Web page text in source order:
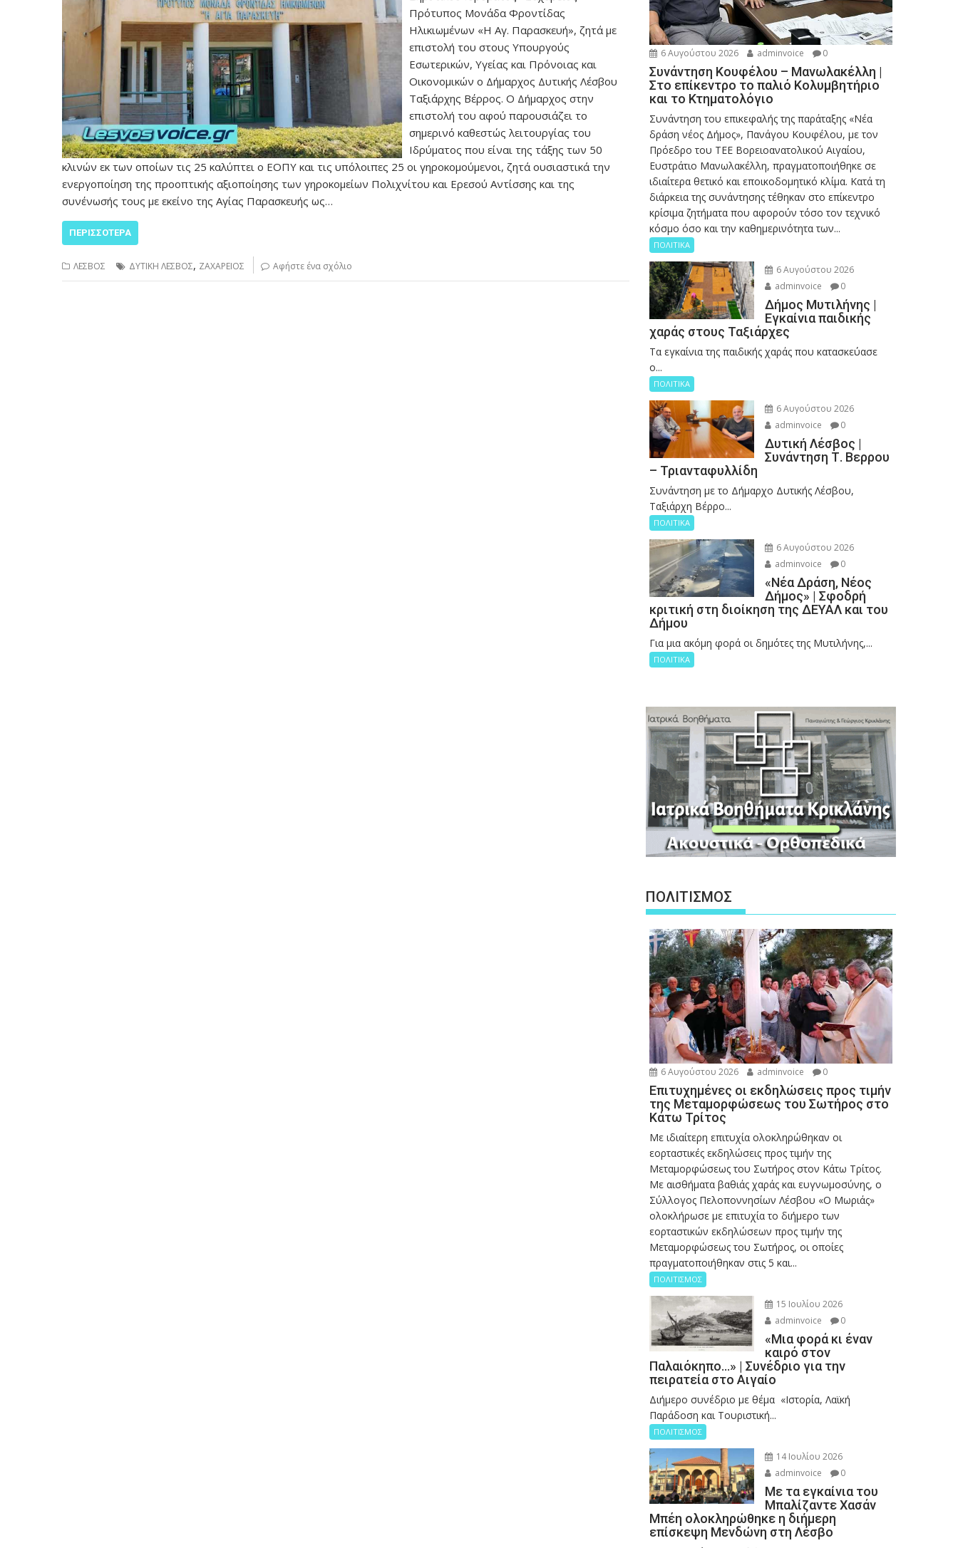
Πρότυπος Μονάδα Φροντίδας
Ηλικιωμένων «Η Αγ. Παρασκευή», ζητά με
επιστολή του στους Υπουργούς
Εσωτερικών, Υγείας και Πρόνοιας και
Οικονομικών ο Δήμαρχος Δυτικής Λέσβου
Ταξιάρχης Βέρρος. Ο Δήμαρχος στην
επιστολή του αφού παρουσιάζει το
σημερινό καθεστώς λειτουργίας του
Ιδρύματος που είναι της τάξης των 50
κλινών εκ των οποίων τις 25 καλύπτει ο ΕΟΠΥ και τις υπόλοιπες 25 οι γηροκομούμενοι, ζητά ουσιαστικά την
ενεργοποίηση της προοπτικής αξιοποίησης των γηροκομείων Πολιχνίτου και Ερεσού Αντίσσης και της
συνένωσής τους με εκείνο της Αγίας Παρασκευής ως…
ΠΕΡΙΣΣΌΤΕΡΑ
ΛΕΣΒΟΣ ΔΥΤΙΚΗ ΛΕΣΒΟΣ, ΖΑΧΑΡΕΙΟΣ Αφήστε ένα σχόλιο
6 Αυγούστου 2026 adminvoice 0
Συνάντηση Κουφέλου – Μανωλακέλλη |
Στο επίκεντρο το παλιό Κολυμβητήριο
και το Κτηματολόγιο
Συνάντηση του επικεφαλής της παράταξης «Νέα
δράση νέος Δήμος», Πανάγου Κουφέλου, με τον
Πρόεδρο του ΤΕΕ Βορειοανατολικού Αιγαίου,
Ευστράτιο Μανωλακέλλη, πραγματοποιήθηκε σε
ιδιαίτερα θετικό και εποικοδομητικό κλίμα. Κατά τη
διάρκεια της συνάντησης τέθηκαν στο επίκεντρο
κρίσιμα ζητήματα που αφορούν τόσο τον τεχνικό
κόσμο όσο και την καθημερινότητα των...
ΠΟΛΙΤΙΚΑ
6 Αυγούστου 2026
adminvoice
0
Δήμος Μυτιλήνης |
Εγκαίνια παιδικής
χαράς στους Ταξιάρχες
Tα εγκαίνια της παιδικής χαράς που κατασκεύασε
ο...
ΠΟΛΙΤΙΚΑ
6 Αυγούστου 2026
adminvoice
0
Δυτική Λέσβος |
Συνάντηση Τ. Βερρου
– Τριανταφυλλίδη
Συνάντηση με το Δήμαρχο Δυτικής Λέσβου,
Ταξιάρχη Βέρρο...
ΠΟΛΙΤΙΚΑ
6 Αυγούστου 2026
adminvoice
0
«Νέα Δράση, Νέος
Δήμος» | Σφοδρή
κριτική στη διοίκηση της ΔΕΥΑΛ και του
Δήμου
Για μια ακόμη φορά οι δημότες της Μυτιλήνης,...
ΠΟΛΙΤΙΚΑ
ΠΟΛΙΤΙΣΜΟΣ
6 Αυγούστου 2026 adminvoice 0
Επιτυχημένες οι εκδηλώσεις προς τιμήν
της Μεταμορφώσεως του Σωτήρος στο
Κάτω Τρίτος
Με ιδιαίτερη επιτυχία ολοκληρώθηκαν οι
εορταστικές εκδηλώσεις προς τιμήν της
Μεταμορφώσεως του Σωτήρος στον Κάτω Τρίτος.
Με αισθήματα βαθιάς χαράς και ευγνωμοσύνης, ο
Σύλλογος Πελοποννησίων Λέσβου «Ο Μωριάς»
ολοκλήρωσε με επιτυχία το διήμερο των
εορταστικών εκδηλώσεων προς τιμήν της
Μεταμορφώσεως του Σωτήρος, οι οποίες
πραγματοποιήθηκαν στις 5 και...
ΠΟΛΙΤΙΣΜΟΣ
15 Ιουλίου 2026
adminvoice
0
«Μια φορά κι έναν
καιρό στον
Παλαιόκηπο…» | Συνέδριο για την
πειρατεία στο Αιγαίο
Διήμερο συνέδριο με θέμα «Ιστορία, Λαϊκή
Παράδοση και Τουριστική...
ΠΟΛΙΤΙΣΜΟΣ
14 Ιουλίου 2026
adminvoice
0
Με τα εγκαίνια του
Μπαλίζαντε Χασάν
Μπέη ολοκληρώθηκε η διήμερη
επίσκεψη Μενδώνη στη Λέσβο